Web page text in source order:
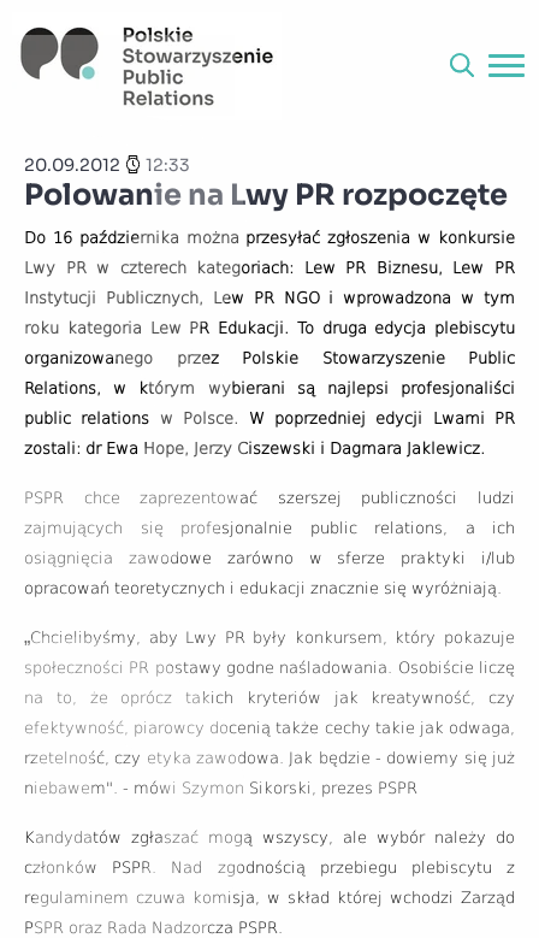
Wydarzenia
20.09.2012 12:33
Polowanie na Lwy PR rozpoczęte
Do 16 października można przesyłać zgłoszenia w konkursie
Lwy PR w czterech kategoriach: Lew PR Biznesu, Lew PR
Instytucji Publicznych, Lew PR NGO i wprowadzona w tym
roku kategoria Lew PR Edukacji. To druga edycja plebiscytu
organizowanego przez Polskie Stowarzyszenie Public
Relations, w którym wybierani są najlepsi profesjonaliści
public relations w Polsce. W poprzedniej edycji Lwami PR
zostali: dr Ewa Hope, Jerzy Ciszewski i Dagmara Jaklewicz.
PSPR chce zaprezentować szerszej publiczności ludzi
zajmujących się profesjonalnie public relations, a ich
osiągnięcia zawodowe zarówno w sferze praktyki i/lub
opracowań teoretycznych i edukacji znacznie się wyróżniają.
„Chcielibyśmy, aby Lwy PR były konkursem, który pokazuje
społeczności PR postawy godne naśladowania. Osobiście liczę
na to, że oprócz takich kryteriów jak kreatywność, czy
efektywność, piarowcy docenią także cechy takie jak odwaga,
rzetelność, czy etyka zawodowa. Jak będzie - dowiemy się już
niebawem". - mówi Szymon Sikorski, prezes PSPR
Kandydatów zgłaszać mogą wszyscy, ale wybór należy do
członków PSPR. Nad zgodnością przebiegu plebiscytu z
regulaminem czuwa komisja, w skład której wchodzi Zarząd
PSPR oraz Rada Nadzorcza PSPR.